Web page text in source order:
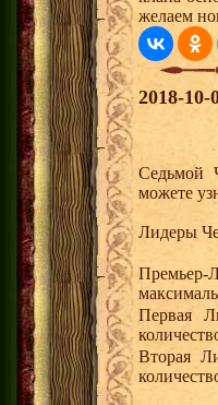
желаем
2018-
Седьмой
можете
Лидеры
Премьер-
Первая
Вторая